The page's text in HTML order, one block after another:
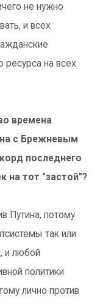
не нужно
и всех
ресурса на всех
времена
с Брежневым
последнего
на тот "застой"?
Путина, потому
так или
и любой
политики
лично против